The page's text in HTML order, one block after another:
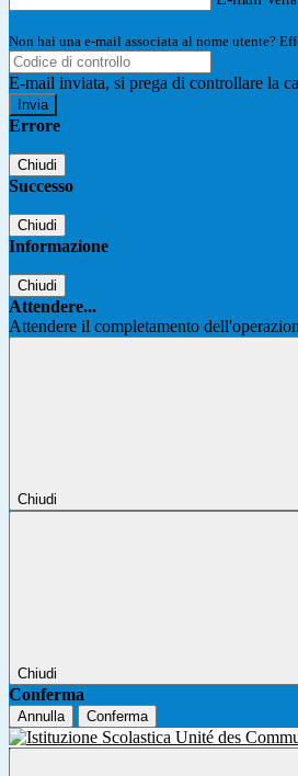
Non hai una e-mail associata al nome utente?
E-mail inviata, si prega di controllare la
Errore
Chiudi
Successo
Chiudi
Informazione
Chiudi
Attendere...
Attendere il completamento
Chiudi
Chiudi
Conferma
Annulla Conferma